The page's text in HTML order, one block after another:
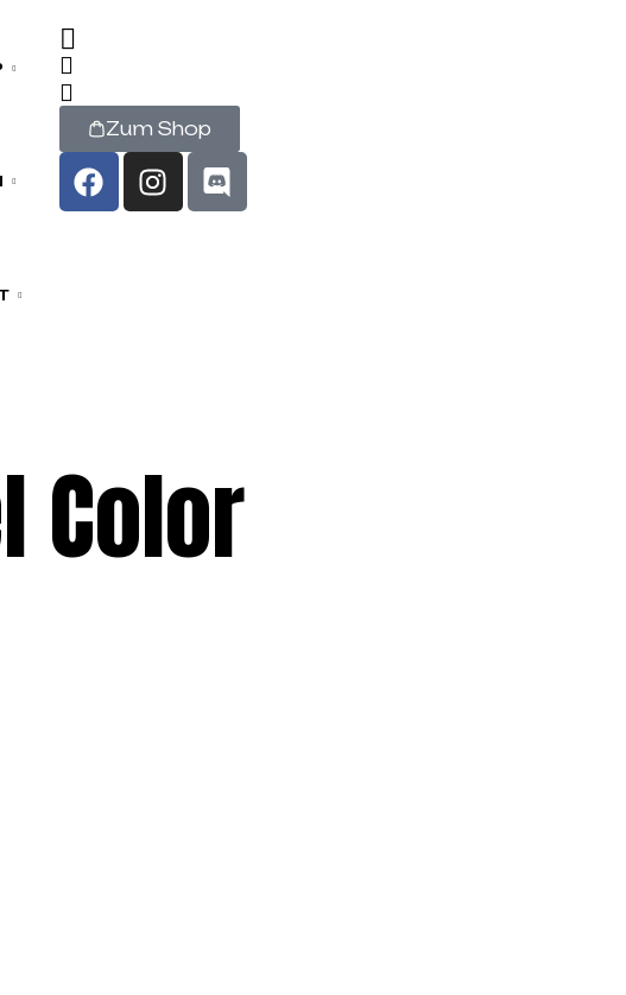
Zum Shop
Color